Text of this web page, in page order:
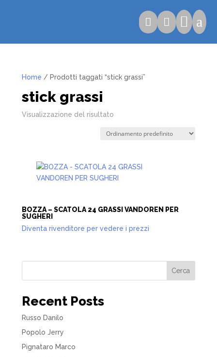
   a
Home / Prodotti taggati “stick grassi”
stick grassi
Visualizzazione del risultato
BOZZA – SCATOLA 24 GRASSI VANDOREN PER
SUGHERI
Diventa rivenditore per vedere i prezzi
Cerca
Recent Posts
Russo Danilo
Popolo Jerry
Pignataro Marco